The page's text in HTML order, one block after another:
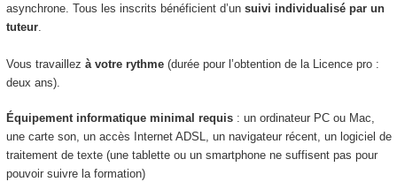
asynchrone. Tous les inscrits bénéficient d’un suivi individualisé par un
tuteur.
Vous travaillez à votre rythme(durée pour l’obtention de la Licence pro :
deux ans).
Équipement informatique minimal requis : un ordinateur PC ou Mac,
une carte son, un accès Internet ADSL, un navigateur récent, un logiciel de
traitement de texte (une tablette ou un smartphone ne suffisent pas pour
pouvoir suivre la formation)